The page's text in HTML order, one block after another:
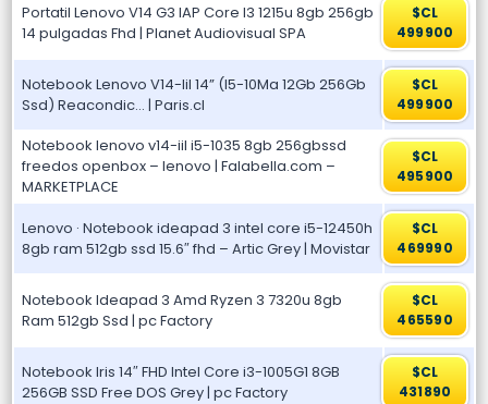
Portatil Lenovo V14 G3 IAP Core I3 1215u 8gb 256gb
14 pulgadas Fhd | Planet Audiovisual SPA
$CL
499900
Notebook Lenovo V14-Iil 14” (I5-10Ma 12Gb 256Gb
Ssd) Reacondic… | Paris.cl
$CL
499900
Notebook lenovo v14-iil i5-1035 8gb 256gbssd
freedos openbox – lenovo | Falabella.com –
MARKETPLACE
$CL
495900
Lenovo · Notebook ideapad 3 intel core i5-12450h
8gb ram 512gb ssd 15.6″ fhd – Artic Grey | Movistar
$CL
469990
Notebook Ideapad 3 Amd Ryzen 3 7320u 8gb
Ram 512gb Ssd | pc Factory
$CL
465590
Notebook Iris 14″ FHD Intel Core i3-1005G1 8GB
256GB SSD Free DOS Grey | pc Factory
$CL
431890